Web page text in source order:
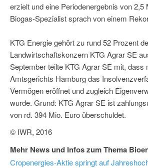
erzielt und eine Periodenergebnis von 2,5
Biogas-Spezialist sprach von einem
KTG Energie gehört zu rund 52 Prozent
Landwirtschaftskonzern KTG Agrar SE
September teilte KTG Agrar SE mit, dass
Amtsgerichts Hamburg das
Vermögen eröffnet und zugleich
wurde. Grund: KTG Agrar SE ist
von rd. 394 Mio. Euro überschuldet.
© IWR, 2016
Mehr News und Infos zum Thema
Cropenergies-Aktie springt auf